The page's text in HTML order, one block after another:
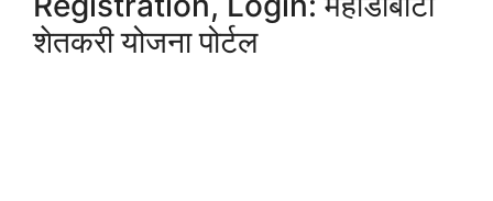
शेतकरी योजना पोर्टल